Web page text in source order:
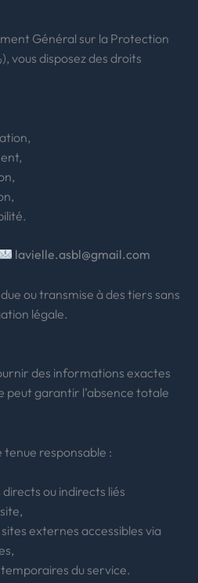
Général sur la Protection
), vous disposez des droits
lavielle.asbl@gmail.com
ou transmise à des tiers sans
légale.
des informations exactes
peut garantir l’absence totale
tenue responsable :
ou indirects liés
externes accessibles via
du service.